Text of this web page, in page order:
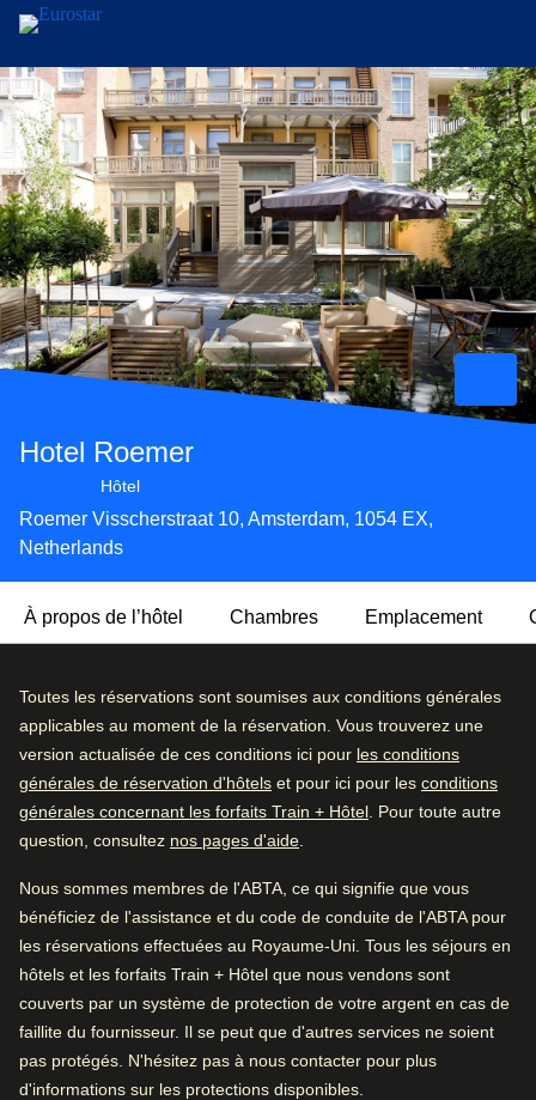
Aller au contenu principal
Hotel Roemer
Hôtel 4 étoiles
Hôtel
Roemer Visscherstraat 10, Amsterdam, 1054 EX,
Netherlands
À propos de l’hôtel Chambres Emplacement
Cet hôtel quatre étoiles de charme et de caractère mise sur
la simplicité et le confort. Dans l’enceinte d’un très bel
édifice en brique érigé au XVIIIe siècle, l’Hotel Roemer est
un excellent pied-à-terre depuis lequel rayonner pour
explorer Amsterdam. Son emplacement est idéal pour
visiter les musées alentours, aller manger dans les
l’emblématique parc Vondelpark, juste à côté.
Envie de prendre l’air et le soleil? Installez-vous
confortablement dans la cour privative de l’hôtel en sirotant
votre café fraîchement préparé du matin ou un alcool en fin
d'après-midi. La décoration de l’hôtel est rehaussée
d’œuvres d’art originales tandis que dans les chambres,
qui ont subi une rénovation, vous trouverez une baignoire
Avis des utilisatrices et utilisateurs, 4.3 sur 5, Très bien
4.3/5 Très bien
1316 commentaires vérifiés
Détail des commentaires
Excellent
Très bien
Bien 8%
Moyen
Médiocre 3%
Bon à savoir
Toutes les réservations sont soumises aux conditions générales
applicables au moment de la réservation. Vous trouverez une
version actualisée de ces conditions ici pour les conditions
générales de réservation d'hôtels et pour ici pour les conditions
générales concernant les forfaits Train + Hôtel . Pour toute autre
question, consultez nos pages d'aide
Nous sommes membres de l'ABTA, ce qui signifie que vous
bénéficiez de l'assistance et du code de conduite de l'ABTA pour
les réservations effectuées au Royaume-Uni. Tous les séjours en
hôtels et les forfaits Train + Hôtel que nous vendons sont
couverts par un système de protection de votre argent en cas de
faillite du fournisseur. Il se peut que d'autres services ne soient
pas protégés. N'hésitez pas à nous contacter pour plus
d'informations sur les protections disponibles.